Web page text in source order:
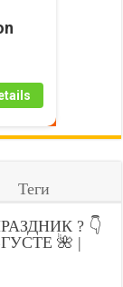
Теги
? 👇
🌺 |